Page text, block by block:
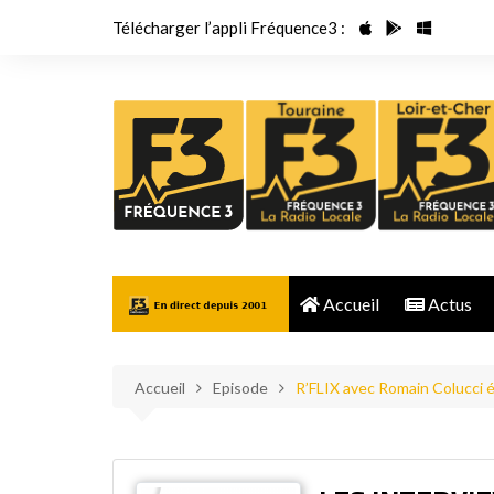
Télécharger l’appli Fréquence3 :
Accueil Actus
Accueil Episode R’FLIX avec Romain Colucci